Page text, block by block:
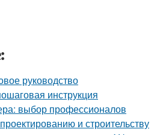
руководство
инструкция
выбор профессионалов
и строительству